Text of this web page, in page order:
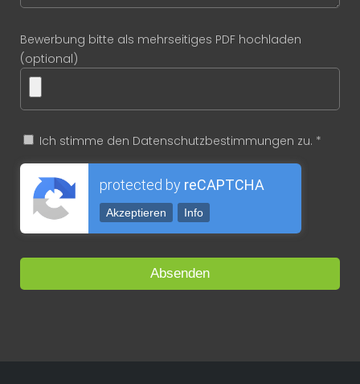
Bewerbung bitte als mehrseitiges PDF hochladen
(optional)
Ich stimme den Datenschutzbestimmungen zu. *
protected by reCAPTCHA
Akzeptieren Info